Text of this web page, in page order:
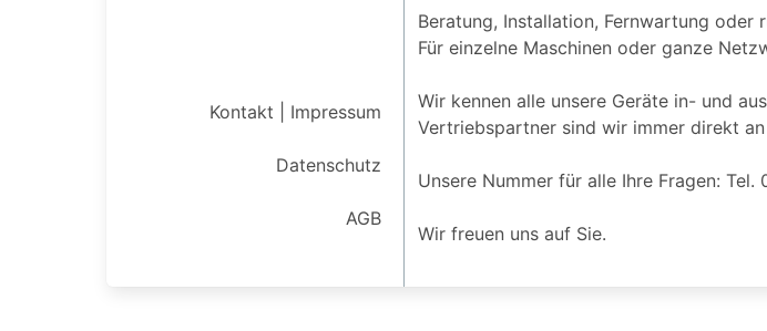
Kontakt | Impressum
Datenschutz
AGB
Beratung, Installation, Fernwartung
Für einzelne Maschinen oder ganze
Wir kennen alle unsere Geräte in- und
Vertriebspartner sind wir immer direkt an
Unsere Nummer für alle Ihre Fragen: Tel.
Wir freuen uns auf Sie.